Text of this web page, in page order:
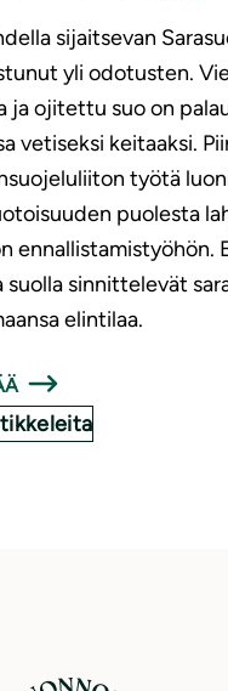
sijaitsevan
yli odotusten.
ja ojitettu suo on
vetiseksi keitaaksi.
työtä
puolesta
ennallistamistyöhön.
suolla sinnittelevät
elintilaa.